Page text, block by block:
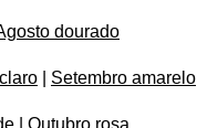
dourado
Setembro amarelo
Outubro rosa